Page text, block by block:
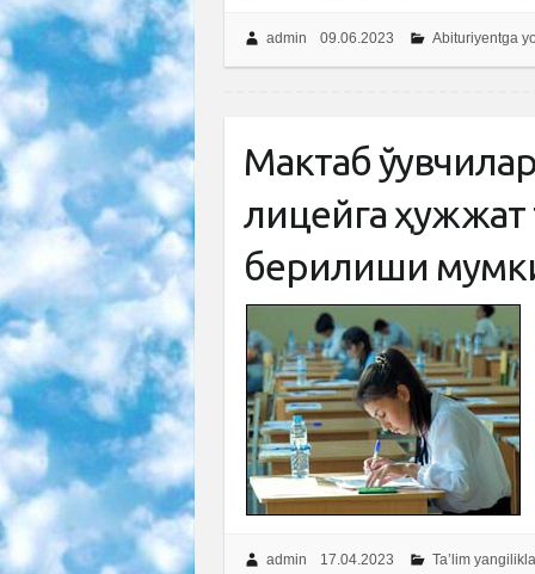
admin 09.06.2023 Abituriyentga
Мактаб
лицейга
берилиши
admin 17.04.2023 Ta’lim